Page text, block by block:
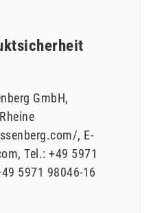
GmbH
Rheine
E-
Tel.: +49 5971
5971 98046-16